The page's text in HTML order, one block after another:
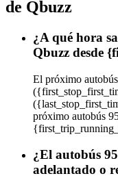
de Qbuzz
¿A qué hora
Qbuzz desde
El próximo
próximo autobús
¿El autobús
adelantado o